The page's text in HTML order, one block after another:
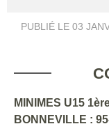
PUBLIÉ LE 03
MINIMES U15
BONNEVILLE :